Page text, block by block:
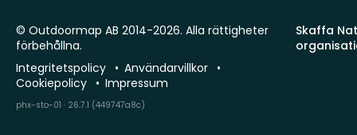
Skaffa
© Outdoormap AB 2014-2026. Alla rättigheter
förbehållna.
Integritetspolicy
Användarvillkor
Cookiepolicy
Impressum
phx-sto-01 · 26.7.1 (449747a8c)